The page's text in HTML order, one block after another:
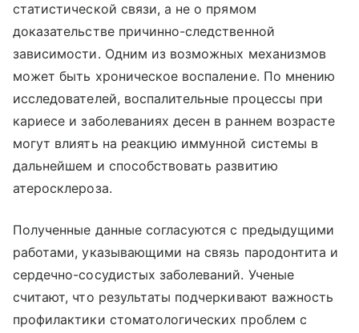
статистической связи, а не о прямом
доказательстве причинно-следственной
зависимости. Одним из возможных механизмов
может быть хроническое воспаление. По мнению
исследователей, воспалительные процессы при
кариесе и заболеваниях десен в раннем возрасте
могут влиять на реакцию иммунной системы в
дальнейшем и способствовать развитию
атеросклероза.
Полученные данные согласуются с предыдущими
работами, указывающими на связь пародонтита и
сердечно-сосудистых заболеваний. Ученые
считают, что результаты подчеркивают важность
профилактики стоматологических проблем с